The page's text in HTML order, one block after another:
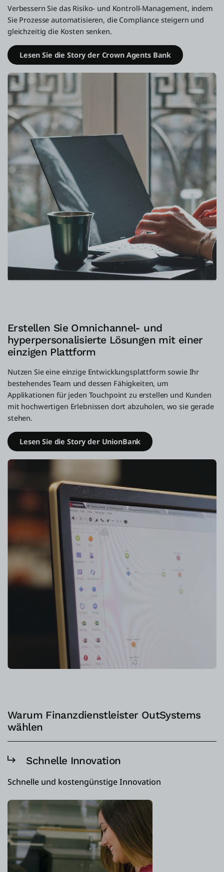
Verbessern Sie das Risiko- und Kontroll-Management, indem
Sie Prozesse automatisieren, die Compliance steigern und
gleichzeitig die Kosten senken.
Lesen Sie die Story der Crown Agents Bank
Erstellen Sie Omnichannel- und
hyperpersonalisierte Lösungen mit einer
einzigen Plattform
Nutzen Sie eine einzige Entwicklungsplattform sowie Ihr
bestehendes Team und dessen Fähigkeiten, um
Applikationen für jeden Touchpoint zu erstellen und Kunden
mit hochwertigen Erlebnissen dort abzuholen, wo sie gerade
stehen.
Lesen Sie die Story der UnionBank
Warum Finanzdienstleister OutSystems
wählen
Schnelle Innovation
Schnelle und kostengünstige Innovation